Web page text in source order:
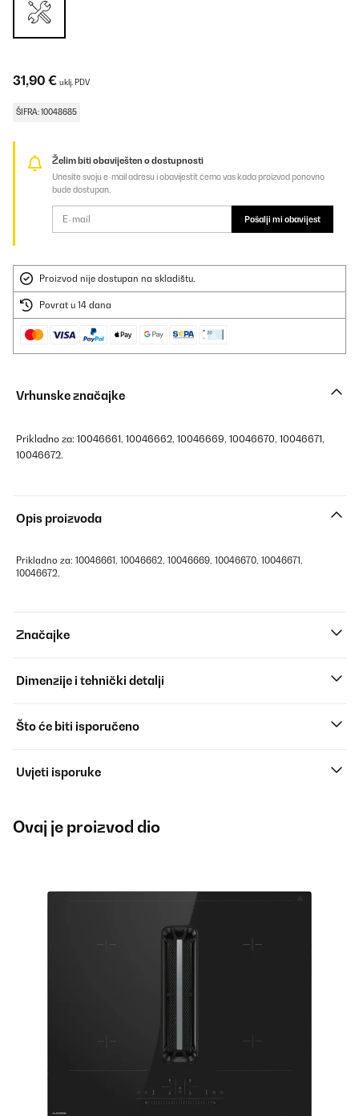
31,90 € uklj. PDV
ŠIFRA: 10048685
Želim biti obaviješten o dostupnosti
Unesite svoju e-mail adresu i obavijestit ćemo vas kada proizvod ponovno
bude dostupan.
Pošalji mi obavijest
Proizvod nije dostupan na skladištu.
Povrat u 14 dana
Vrhunske značajke
Prikladno za: 10046661, 10046662, 10046669, 10046670, 10046671,
10046672.
Opis proizvoda
Prikladno za: 10046661, 10046662, 10046669, 10046670, 10046671,
10046672.
Značajke
Dimenzije i tehnički detalji
Što će biti isporučeno
Uvjeti isporuke
Ovaj je proizvod dio